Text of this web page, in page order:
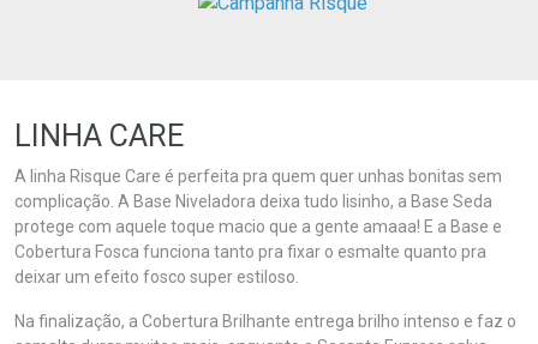
LINHA CARE
A linha Risque Care é perfeita pra quem quer unhas bonitas sem
complicação. A Base Niveladora deixa tudo lisinho, a Base Seda
protege com aquele toque macio que a gente amaaa! E a Base e
Cobertura Fosca funciona tanto pra fixar o esmalte quanto pra
deixar um efeito fosco super estiloso.
Na finalização, a Cobertura Brilhante entrega brilho intenso e faz o